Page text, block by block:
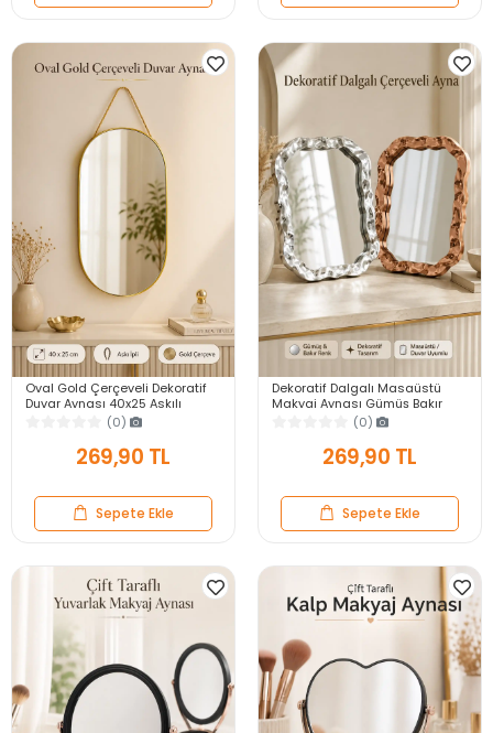
Oval Gold Çerçeveli Dekoratif
Duvar Aynası 40x25 Askılı
Modern Salon Antre Banyo
Yatak Odası Aynası
(0)
269,90 TL
Sepete Ekle
Dekoratif Dalgalı Masaüstü
Makyaj Aynası Gümüş Bakır
Çerçeveli Modern Yakın Duvar
(0)
269,90 TL
Sepete Ekle